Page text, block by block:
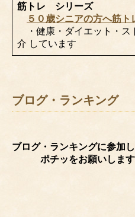
筋トレ シリーズ
５０歳シニアの方へ筋ト
・健康・ダイエット・ス
介 しています
ブログ・ランキング
ブログ・ランキングに参加
ポチッをお願いします